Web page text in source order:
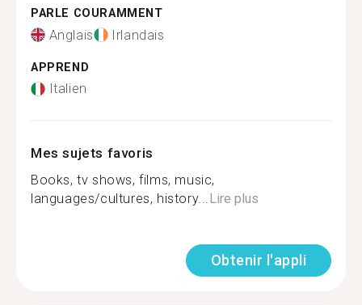
PARLE COURAMMENT
Anglais Irlandais
APPREND
Italien
Mes sujets favoris
Books, tv shows, films, music,
languages/cultures, history...Lire plus
Obtenir l'appli